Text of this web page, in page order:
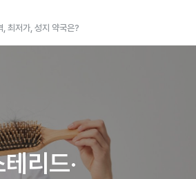
최저가, 성지 약국은?
리드·